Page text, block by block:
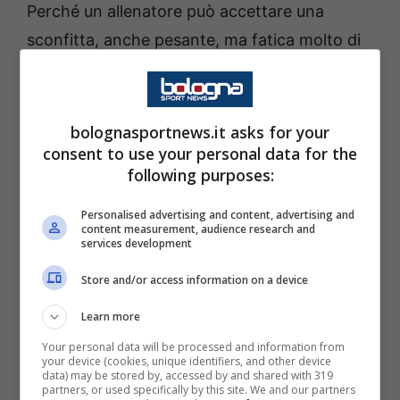
Perché un allenatore può accettare una
sconfitta, anche pesante, ma fatica molto di
più ad accettare una squadra che sembra
smarrire carattere proprio quando la
pressione aumenta.
E qui entra in gioco anche il rapporto con il
gruppo. Spalletti pensava di aver creato un
legame forte con lo spogliatoio, ma
evidentemente qualcosa non ha funzionato
come immaginava. Le ultime prestazioni
hanno lasciato il tecnico con più dubbi che
certezze, alimentando una riflessione che
ormai va avanti da giorni.
bolognasportnews.it asks for your
consent to use your personal data for the
following purposes:
Personalised advertising and content, advertising and
content measurement, audience research and
services development
Store and/or access information on a device
Learn more
Your personal data will be processed and information from
your device (cookies, unique identifiers, and other device
data) may be stored by, accessed by and shared with 319
partners, or used specifically by this site. We and our partners